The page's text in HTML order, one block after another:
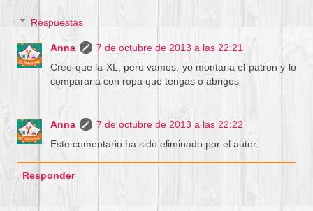
Respuestas
Anna
7 de octubre de 2013 a las 22:21
Creo que la XL, pero vamos, yo montaria el patron y lo
compararia con ropa que tengas o abrigos
Anna
7 de octubre de 2013 a las 22:22
Este comentario ha sido eliminado por el autor.
Responder